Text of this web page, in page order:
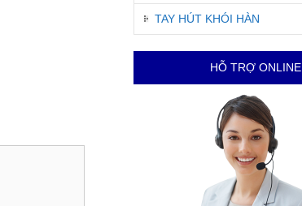
TAY HÚT KHÓI HÀN
HỖ TRỢ ONLINE